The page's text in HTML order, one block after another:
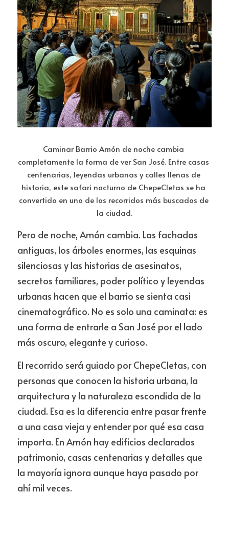
Caminar Barrio Amón de noche cambia
completamente la forma de ver San José. Entre casas
centenarias, leyendas urbanas y calles llenas de
historia, este safari nocturno de ChepeCletas se ha
convertido en uno de los recorridos más buscados de
la ciudad.
Pero de noche, Amón cambia. Las fachadas
antiguas, los árboles enormes, las esquinas
silenciosas y las historias de asesinatos,
secretos familiares, poder político y leyendas
urbanas hacen que el barrio se sienta casi
cinematográfico. No es solo una caminata: es
una forma de entrarle a San José por el lado
más oscuro, elegante y curioso.
El recorrido será guiado por ChepeCletas, con
personas que conocen la historia urbana, la
arquitectura y la naturaleza escondida de la
ciudad. Esa es la diferencia entre pasar frente
a una casa vieja y entender por qué esa casa
importa. En Amón hay edificios declarados
patrimonio, casas centenarias y detalles que
la mayoría ignora aunque haya pasado por
ahí mil veces.